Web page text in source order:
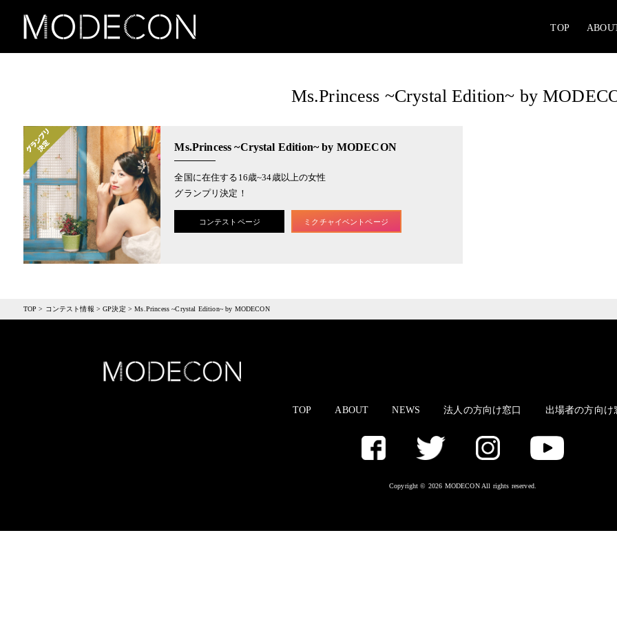
TOP
Ms.Princess ~Crystal Edition~ by
Ms.Princess ~Crystal Edition~ by MODECON
全国に在住する16歳~34歳以上の女性
グランプリ決定！
コンテストページ ミクチャイベントページ
TOP > コンテスト情報 >GP決定 >Ms.Princess ~Crystal Edition~ by MODECON
TOP ABOUT NEWS 法人の方向け窓口 出場者の方向け
Copyright © 2026 MODECON All rights reserved.